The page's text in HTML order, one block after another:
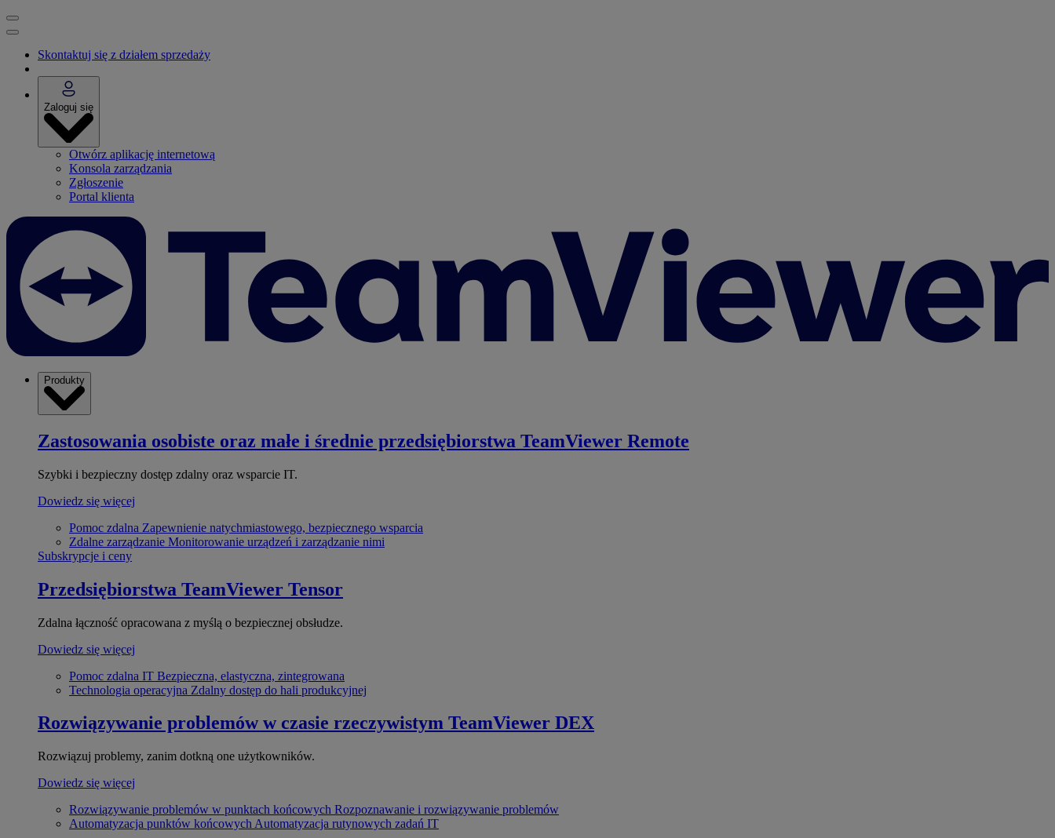
Skontaktuj się z działem sprzedaży
Zaloguj się
Otwórz aplikację internetową
Konsola zarządzania
Zgłoszenie
Portal klienta
Produkty
Zastosowania osobiste oraz małe i średnie przedsiębiorstwa TeamViewer Remote
Szybki i bezpieczny dostęp zdalny oraz wsparcie IT.
Dowiedz się więcej
Pomoc zdalna Zapewnienie natychmiastowego, bezpiecznego wsparcia
Zdalne zarządzanie Monitorowanie urządzeń i zarządzanie nimi
Subskrypcje i ceny
Przedsiębiorstwa TeamViewer Tensor
Zdalna łączność opracowana z myślą o bezpiecznej obsłudze.
Dowiedz się więcej
Pomoc zdalna IT Bezpieczna, elastyczna, zintegrowana
Technologia operacyjna Zdalny dostęp do hali produkcyjnej
Rozwiązywanie problemów w czasie rzeczywistym TeamViewer DEX
Rozwiązuj problemy, zanim dotkną one użytkowników.
Dowiedz się więcej
Rozwiązywanie problemów w punktach końcowych Rozpoznawanie i rozwiązywanie problemów
Automatyzacja punktów końcowych Automatyzacja rutynowych zadań IT